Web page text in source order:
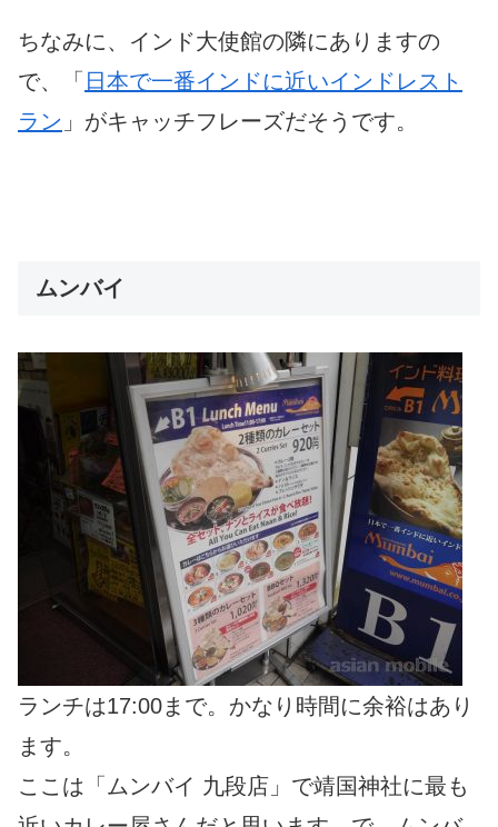
ちなみに、インド大使館の隣にありますの
で、「 日本で一番インドに近いインドレスト
ラン 」がキャッチフレーズだそうです。
ムンバイ
ランチは17:00まで。かなり時間に余裕はあり
ます。
ここは「ムンバイ 九段店」で靖国神社に最も